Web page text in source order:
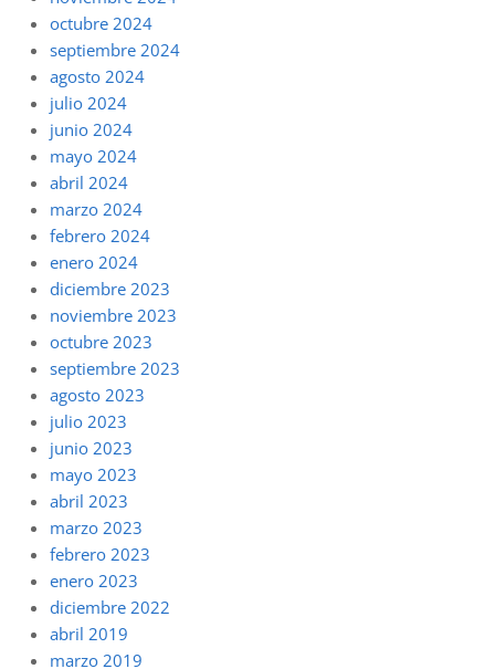
octubre 2024
septiembre 2024
agosto 2024
julio 2024
junio 2024
mayo 2024
abril 2024
marzo 2024
febrero 2024
enero 2024
diciembre 2023
noviembre 2023
octubre 2023
septiembre 2023
agosto 2023
julio 2023
junio 2023
mayo 2023
abril 2023
marzo 2023
febrero 2023
enero 2023
diciembre 2022
abril 2019
marzo 2019